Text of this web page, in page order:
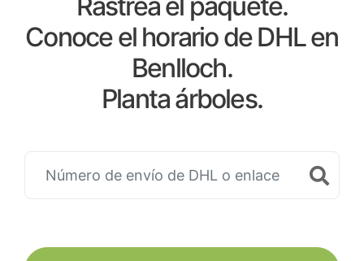
Conoce el horario de DHL en
Benlloch.
Planta árboles.